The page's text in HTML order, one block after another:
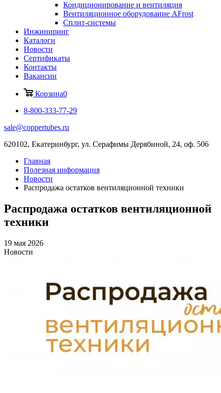
Кондиционирование и вентиляция
Вентиляционное оборудование AFrost
Сплит-системы
Инжиниринг
Каталоги
Новости
Сертификаты
Контакты
Вакансии
Корзина0
8-800-333-77-29
sale@coppertubes.ru
620102, Екатеринбург, ул. Серафимы Дерябиной, 24, оф. 506
Главная
Полезная информация
Новости
Распродажа остатков вентиляционной техники
Распродажа остатков вентиляционной
техники
19 мая 2026
Новости